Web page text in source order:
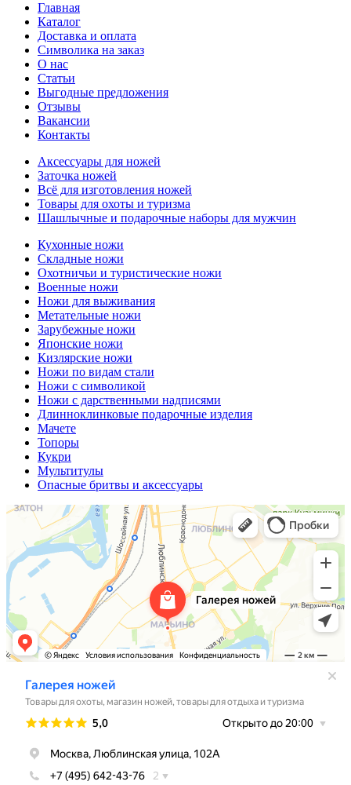
Главная
Каталог
Доставка и оплата
Символика на заказ
О нас
Статьи
Выгодные предложения
Отзывы
Вакансии
Контакты
Аксессуары для ножей
Заточка ножей
Всё для изготовления ножей
Товары для охоты и туризма
Шашлычные и подарочные наборы для мужчин
Кухонные ножи
Складные ножи
Охотничьи и туристические ножи
Военные ножи
Ножи для выживания
Метательные ножи
Зарубежные ножи
Японские ножи
Кизлярские ножи
Ножи по видам стали
Ножи с символикой
Ножи с дарственными надписями
Длинноклинковые подарочные изделия
Мачете
Топоры
Кукри
Мультитулы
Опасные бритвы и аксессуары